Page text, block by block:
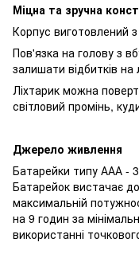
Міцна та зручна
Корпус виготовлений
Пов'язка на голову з
залишати відбитків на
Ліхтарик можна
світловий промінь,
Джерело живлення
Батарейки типу ААА -
Батарейок вистачає
максимальній
на 9 годин за
використанні